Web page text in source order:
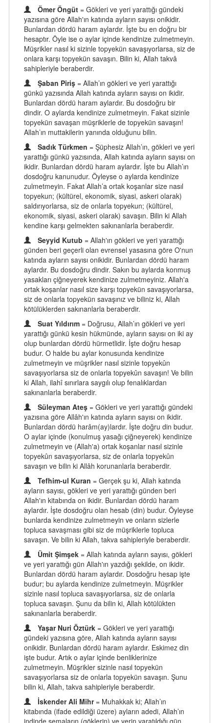
Ömer Öngüt = Gökleri ve yeri yarattığı gündeki
yazısına göre Allah'ın katında ayların sayısı onikidir.
Bunlardan dördü haram aylardır. İşte bu en doğru bir
hesaptır. Öyle ise o aylar içinde kendinize zulmetmeyin.
Müşrikler nasıl ki sizinle topyekün savaşıyorlarsa, siz de
onlara karşı topyekün savaşın. Bilin ki, Allah takvâ
sahipleriyle beraberdir.
Şaban Piriş = Allah’ın gökleri ve yeri yarattığı
günkü yazısında Allah katında ayların sayısı on ikidir.
Bunlardan dördü haram aylardır. Bu dosdoğru bir
dindir. O aylarda kendinize zulmetmeyin. Fakat sizinle
topyekün savaşan müşriklerle de topyekün savaşın!
Allah’ın muttakilerin yanında olduğunu bilin.
Sadık Türkmen = Şüphesiz Allah’ın, gökleri ve yeri
yarattığı günkü yazısında, Allah katında ayların sayısı on
ikidir. Bunlardan dördü haram aylardır. İşte bu Allah’ın
dosdoğru kanunudur. Öyleyse o aylarda kendinize
zulmetmeyin. Fakat Allah’a ortak koşanlar size nasıl
topyekun; (kültürel, ekonomik, siyasi, askeri olarak)
saldırıyorlarsa, siz de onlarla topyekun; (kültürel,
ekonomik, siyasi, askeri olarak) savaşın. Bilin ki Allah
kendine karşı gelmekten sakınanlarla beraberdir.
Seyyid Kutub = Allah'ın gökleri ve yeri yarattığı
günden beri geçerli olan evrensel yasasına göre O'nun
katında ayların sayısı onikidir. Bunlardan dördü haram
aylardır. Bu dosdoğru dindir. Sakın bu aylarda konmuş
yasakları çiğneyerek kendinize zulmetmeyiniz. Allah'a
ortak koşanlar nasıl size karşı topyekün savaşıyorlarsa,
siz de onlarla topyekün savaşınız ve biliniz ki, Allah
kötülüklerden sakınanlarla beraberdir.
Suat Yıldırım = Doğrusu, Allah’ın gökleri ve yeri
yarattığı günkü kesin hükmünde, ayların sayısı on iki ay
olup bunlardan dördü hürmetlidir. İşte doğru hesap
budur. O halde bu aylar konusunda kendinize
zulmetmeyin ve müşrikler nasıl sizinle topyekûn
savaşıyorlarsa siz de onlarla topyekûn savaşın! Ve bilin
ki Allah, ilahî sınırlara saygılı olup fenalıklardan
sakınanlarla beraberdir.
Süleyman Ateş = Gökleri ve yeri yarattığı gündeki
yazısına göre Allâh'ın katında ayların sayısı on ikidir.
Bunlardan dördü harâm(ay)lardır. İşte doğru din budur.
O aylar içinde (konulmuş yasağı çiğneyerek) kendinize
zulmetmeyin ve (Allah'a) ortak koşanlar nasıl sizinle
topyekûn savaşıyorlarsa, siz de onlarla topyekûn
savaşın ve bilin ki Allâh korunanlarla beraberdir.
Tefhim-ul Kuran = Gerçek şu ki, Allah katında
ayların sayısı, gökleri ve yeri yarattığı günden beri
Allah'ın kitabında on ikidir. Bunlardan dördü haram
aylardır. İşte dosdoğru olan hesab (din) budur. Öyleyse
bunlarda kendinize zulmetmeyin ve onların sizlerle
topluca savaşması gibi siz de müşriklerle topluca
savaşın. Ve bilin ki Allah, takva sahipleriyle beraberdir.
Ümit Şimşek = Allah katında ayların sayısı, gökleri
ve yeri yarattığı gün Allah'ın yazdığı şekilde, on ikidir.
Bunlardan dördü haram aylardır. Dosdoğru hesap işte
budur; bu aylarda kendinize zulmetmeyin. Müşrikler
sizinle nasıl topluca savaşıyorlarsa, siz de onlarla
topluca savaşın. Şunu da bilin ki, Allah kötülükten
sakınanlarla beraberdir.
Yaşar Nuri Öztürk = Gökleri ve yeri yarattığı
gündeki yazısına göre, Allah katında ayların sayısı
onikidir. Bunlardan dördü haram aylardır. Eskimez din
işte budur. Artık o aylar içinde benliklerinize
zulmetmeyin. Müşrikler sizinle nasıl topyekün
savaşıyorlarsa siz de onlarla topyekün savaşın. Şunu
bilin ki, Allah, takva sahipleriyle beraberdir.
İskender Ali Mihr = Muhakkak ki; Allah’ın
kitabında (ifade edildiği üzere) ayların adedi, Allah’ın
indinde semaların (göklerin) ve yerin yaratıldığı gün